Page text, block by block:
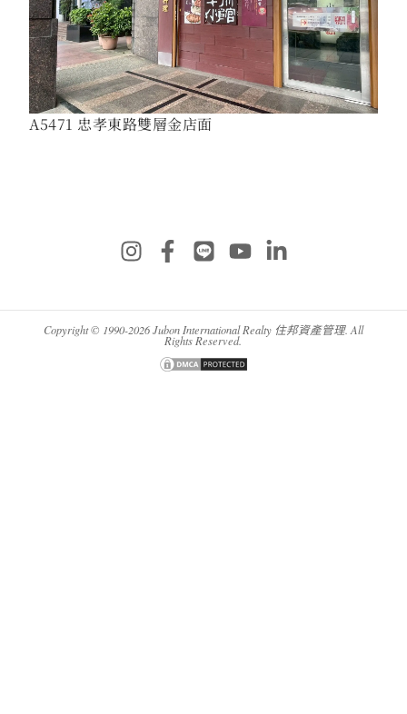
A5471 忠孝東路雙層金店面
Copyright © 1990-2026 Jubon International Realty 住邦資產管理. All
Rights Reserved.